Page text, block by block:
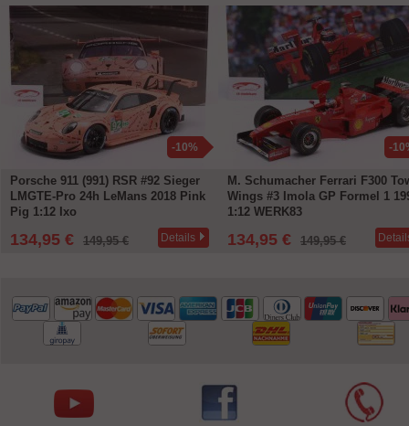
-10%
Porsche 911 (991) RSR #92 Sieger
LMGTE-Pro 24h LeMans 2018 Pink
Pig 1:12 Ixo
134,95 € 149,95 € Details
-
M. Schumacher Ferrari F300
Wings #3 Imola GP Formel 1
1:12 WERK83
134,95 € 149,95 €